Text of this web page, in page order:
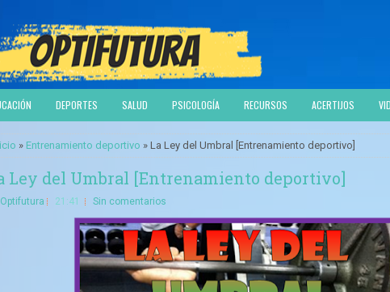
DEPORTES SALUD PSICOLOGÍA RECURSOS ACERTIJOS
» Entrenamiento deportivo » La Ley del Umbral [Entrenamiento deportivo]
Ley del Umbral [Entrenamiento deportivo]
Optifutura 21:41 Sin comentarios